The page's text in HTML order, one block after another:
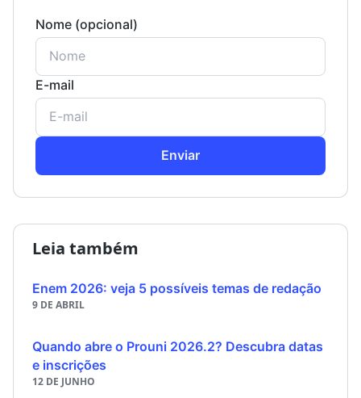
Nome (opcional)
E-mail
Enviar
Leia também
Enem 2026: veja 5 possíveis temas de redação
9 DE ABRIL
Quando abre o Prouni 2026.2? Descubra datas
e inscrições
12 DE JUNHO